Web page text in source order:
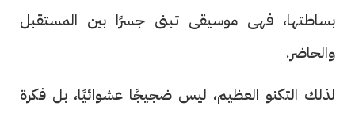
بساطتها، فهى موسيقى تبنى جسرًا بين المستقبل
والحاضر.
لذلك التكنو العظيم، ليس ضجيجًا عشوائيًا، بل فكرة